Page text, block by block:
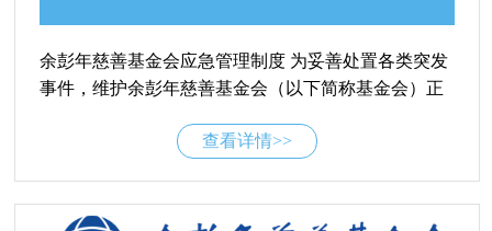
的标准为最高限额，报销时需以实际情况为准，但报
销金额不得超过最高限额，实际发生费用超过限额的
部分，由员工自行承担，基金会不予报销。 二、各项
费用报销规定 1、行政费用报销规定 1）行政费用按照
余彭年慈善基金会应急管理制度 为妥善处置各类突发
事件，维护余彭年慈善基金会（以下简称基金会）正
各项工作，根据《中华人民共和国突发事件应对法》
成重大人员伤亡、财产损失和严重社会危害的线下紧
查看详情>>